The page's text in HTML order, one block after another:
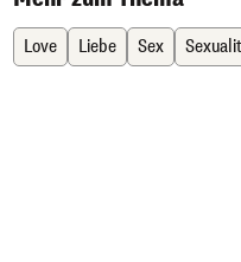
Love Liebe Sex